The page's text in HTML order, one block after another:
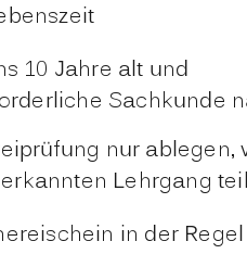
10 Jahre alt und
Sachkunde
nur
Lehrgang
in der